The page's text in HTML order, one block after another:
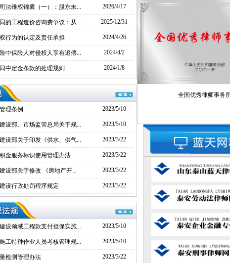
法维权锦囊（一）：股东未... 2026/4/17
的工程造价咨询费争议：从... 2025/12/31
行为的认定及责任承担 2024/4/26
中保险人对侵权人享有追偿... 2024/4/2
中定金条款的处理规则 2024/1/8
理条例 2023/5/10
设部、市场监管总局关于规... 2023/5/10
设部关于印发《供水、供气... 2023/3/22
金服务标识使用管理办法 2023/3/22
设部关于修改 《房地产开... 2023/3/22
设行政处罚程序规定 2023/3/22
设领域工程款支付担保实施... 2023/5/10
工特种作业人员考核管理规... 2023/5/10
检测管理办法 2023/3/22
2017.12《泰安律师网》综合信息宣传先进单位 全国优秀律师事务